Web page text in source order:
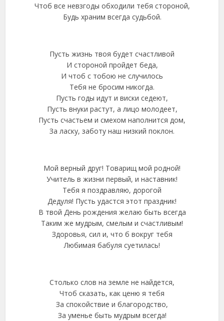
Чтоб все невзгоды обходили тебя стороной,
Будь храним всегда судьбой.
Пусть жизнь твоя будет счастливой
И стороной пройдет беда,
И чтоб с тобою не случилось
Тебя не бросим никогда.
Пусть годы идут и виски седеют,
Пусть внуки растут, а лицо молодеет,
Пусть счастьем и смехом наполнится дом,
За ласку, заботу наш низкий поклон.
Мой верный друг! Товарищ мой родной!
Учитель в жизни первый, и наставник!
Тебя я поздравляю, дорогой
Дедуля! Пусть удастся этот праздник!
В твой День рождения желаю быть всегда
Таким же мудрым, смелым и счастливым!
Здоровья, сил и, что б вокруг тебя
Любимая бабуля суетилась!
Столько слов на земле не найдется,
Чтоб сказать, как ценю я тебя
За спокойствие и благородство,
За уменье быть мудрым всегда!